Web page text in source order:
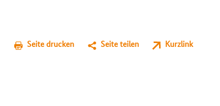
Seite drucken Seite teilen Kurzlink